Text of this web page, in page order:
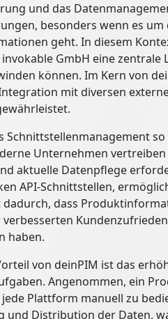
und das
besonders wenn es
geht. In diesem
GmbH eine zentrale
können. Im Kern von
mit diversen
Schnittstellenmanagement
Unternehmen
aktuelle Datenpflege
API-Schnittstellen,
dass
haben.
von deinPIM ist das
Angenommen, ein
Plattform manuell zu
und Distribution der Daten,